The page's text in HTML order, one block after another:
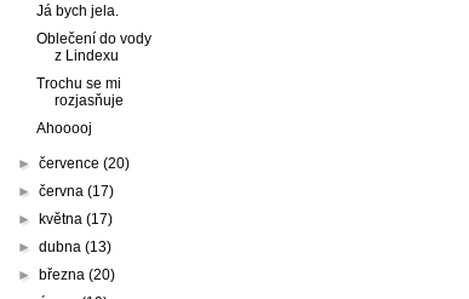
Já bych jela.
Oblečení do vody
z Lindexu
Trochu se mi
rozjasňuje
Ahooooj
►července(20)
►června(17)
► května(17)
►dubna(13)
► března(20)